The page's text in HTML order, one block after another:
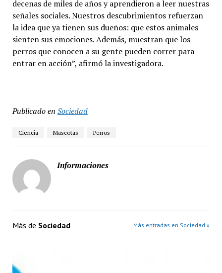
decenas de miles de años y aprendieron a leer nuestras
señales sociales. Nuestros descubrimientos refuerzan
la idea que ya tienen sus dueños: que estos animales
sienten sus emociones. Además, muestran que los
perros que conocen a su gente pueden correr para
entrar en acción”, afirmó la investigadora.
Publicado en Sociedad
Ciencia Mascotas Perros
Informaciones
Más de Sociedad Más entradas en Sociedad »